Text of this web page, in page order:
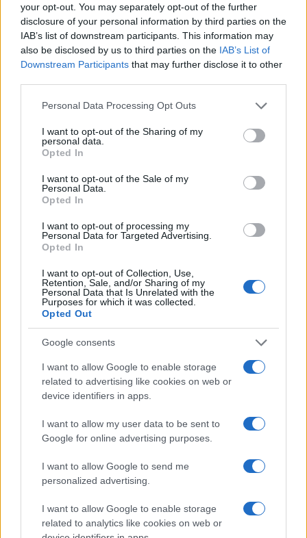
your opt-out. You may separately opt-out of the further
disclosure of your personal information by third parties on the
IAB’s list of downstream participants. This information may
also be disclosed by us to third parties on the IAB’s List of
Downstream Participants that may further disclose it to other
Please note that this website/app uses one or more Google
not limited to your visit or usage behaviour. You may click to
grant or deny consent to Google and its third-party tags to
use your data for below specified purposes in below Google
consent section.
Personal Data Processing Opt Outs
I want to opt-out of the Sharing of my
personal data.
Opted In
I want to opt-out of the Sale of my
Personal Data.
Opted In
I want to opt-out of processing my
Personal Data for Targeted Advertising.
Opted In
I want to opt-out of Collection, Use,
Retention, Sale, and/or Sharing of my
Personal Data that Is Unrelated with the
Purposes for which it was collected.
Opted Out
Google consents
I want to allow Google to enable storage
related to advertising like cookies on web or
device identifiers in apps.
I want to allow my user data to be sent to
Google for online advertising purposes.
I want to allow Google to send me
personalized advertising.
I want to allow Google to enable storage
related to analytics like cookies on web or
internacionales y novedades del sector
Lucía Fernández · 8 Ago 2026
CHEFS
Cinco trucos de chefs para cocinar más rápido y
eficientemente
CHEFS